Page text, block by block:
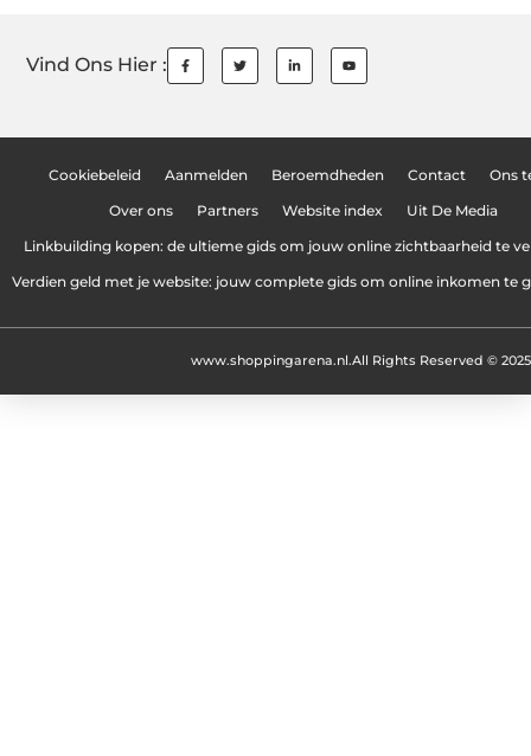
Vind Ons Hier :
Cookiebeleid Aanmelden Beroemdheden Contact Ons
Over ons Partners Website index Uit De Media
Linkbuilding kopen: de ultieme gids om jouw online zichtbaarheid te
Verdien geld met je website: jouw complete gids om online inkomen te
All Rights Reserved © 2025
www.shoppingarena.nl.